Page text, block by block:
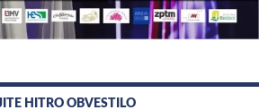
HITRO OBVESTILO